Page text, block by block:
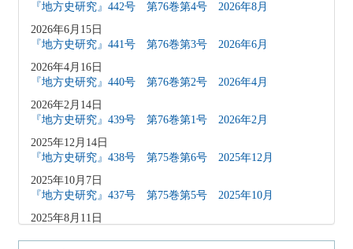
『地方史研究』442号 第76巻第4号 2026年8月
2026年6月15日
『地方史研究』441号 第76巻第3号 2026年6月
2026年4月16日
『地方史研究』440号 第76巻第2号 2026年4月
2026年2月14日
『地方史研究』439号 第76巻第1号 2026年2月
2025年12月14日
『地方史研究』438号 第75巻第6号 2025年12月
2025年10月7日
『地方史研究』437号 第75巻第5号 2025年10月
2025年8月11日